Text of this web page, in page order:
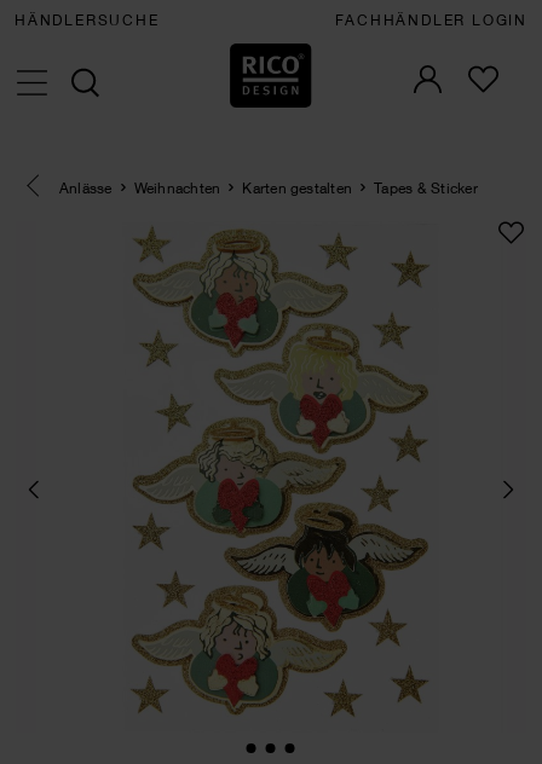
HÄNDLERSUCHE FACHHÄNDLER LOGIN
Eine Kategorie zurück navigieren
Anlässe Weihnachten Karten gestalten Tapes & Sticker